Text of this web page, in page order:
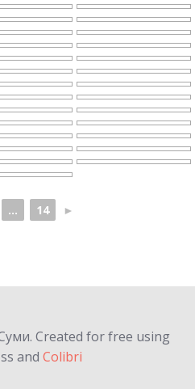
... 14 ►
Created for free using
and Colibri